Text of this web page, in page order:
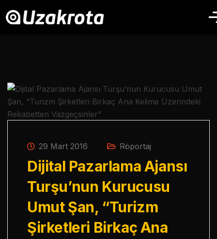
29 Mart 2016 Röportaj
Dijital Pazarlama Ajansı
Turşu’nun Kurucusu
Umut Şan, “Turizm
Şirketleri Birkaç Ana